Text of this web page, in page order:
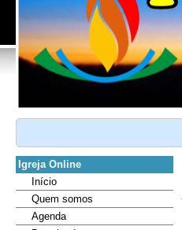
Igreja Online
Início
Quem somos
Agenda